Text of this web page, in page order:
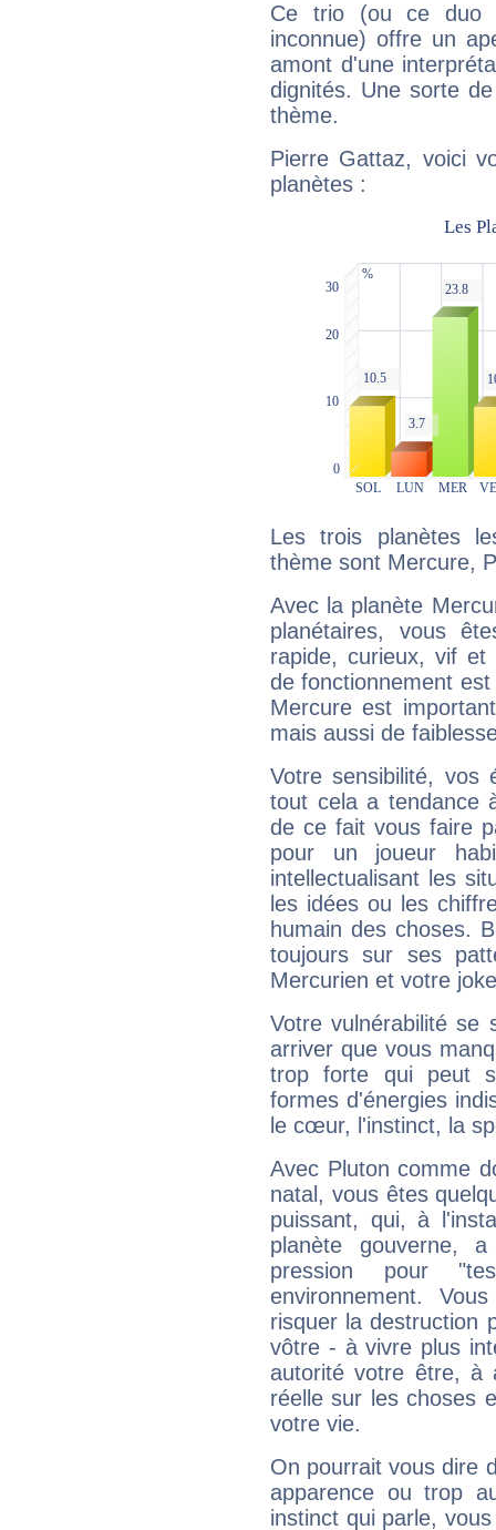
Ce trio (ou ce duo
inconnue) offre un
amont d'une
dignités. Une sorte
thème.
Pierre Gattaz, voici
planètes :
Les trois planètes
thème sont Mercure,
Avec la planète
planétaires, vous
rapide, curieux, vif et
de fonctionnement
Mercure est
mais aussi de
Votre sensibilité,
tout cela a tendance
de ce fait vous faire
pour un joueur
intellectualisant les
les idées ou les
humain des choses.
toujours sur ses
Mercurien et votre
Votre vulnérabilité se
arriver que vous
trop forte qui peut
formes d'énergies
le cœur, l'instinct, la
Avec Pluton comme
natal, vous êtes
puissant, qui, à
planète gouverne,
pression pour
environnement.
risquer la destruction
vôtre - à vivre plus
autorité votre être, à
réelle sur les choses
votre vie.
On pourrait vous dire
apparence ou trop
instinct qui parle,